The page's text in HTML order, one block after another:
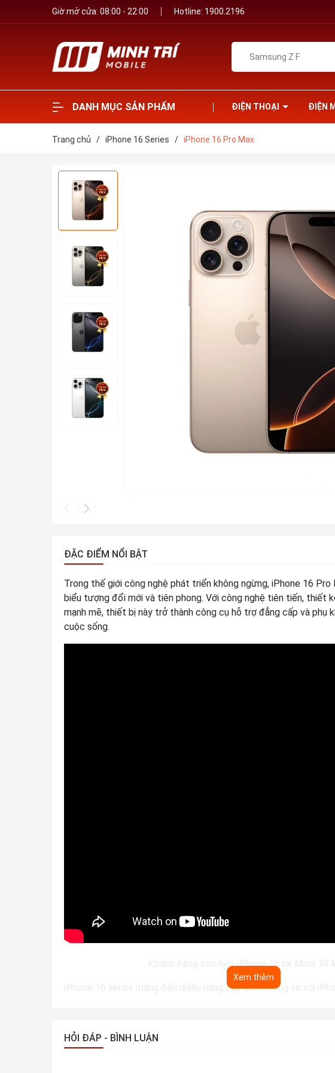
Giờ mở cửa: 08:00 - 22:00 Hotline: 1900.2196
DANH MỤC SẢN PHẨM ĐIỆN THOẠI ĐIỆN
Trang chủ / iPhone 16 Series / iPhone 16 Pro Max
ĐẶC ĐIỂM NỔI BẬT
Trong thế giới công nghệ phát triển không ngừng, iPhone 16 Pro
biểu tượng đổi mới và tiên phong. Với công nghệ tiên tiến, thiết
mạnh mẽ, thiết bị này trở thành công cụ hỗ trợ đẳng cấp và phụ
cuộc sống.
Khách hàng bóc hộp iPhone 16 tại Minh Trí
iPhone 16 series mang đến nhiều nâng cấp quan trọng so với
năng xử lý đồ họa và tiết kiệm năng lượng tốt hơn​.
Xem thêm
HỎI ĐÁP - BÌNH LUẬN